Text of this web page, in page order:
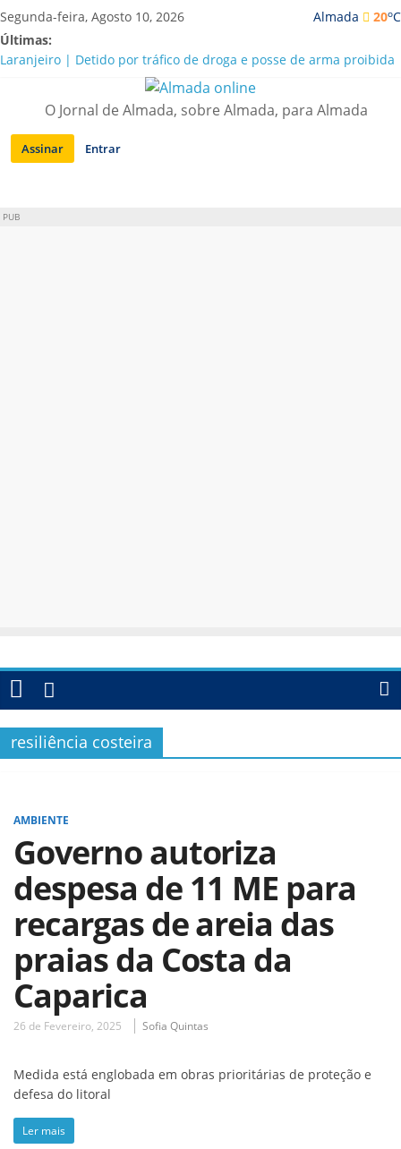
Saltar
para
conteúdo
Almada 20oC
Segunda-feira, Agosto 10, 2026
Últimas:
Laranjeiro | Detido por tráfico de droga e posse de arma proibida
A “crise” da água em Almada: ilações e ensinamentos necessários
Costa da Caparica | Polícia Marítima e ASAE detectam
irregularidades em habitações e restaurantes
APA diz que falta de água em Almada “foi um problema de má
O Jornal de Almada, sobre Almada, para Almada
Assinar Entrar
PUB
resiliência costeira
AMBIENTE
Governo autoriza
despesa de 11 ME para
recargas de areia das
praias da Costa da
Caparica
26 de Fevereiro, 2025 Sofia Quintas
Medida está englobada em obras prioritárias de proteção e
defesa do litoral
Ler mais